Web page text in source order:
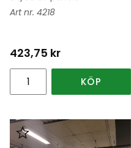
4218
423,75 kr
KÖP
Lägg till i favoriter